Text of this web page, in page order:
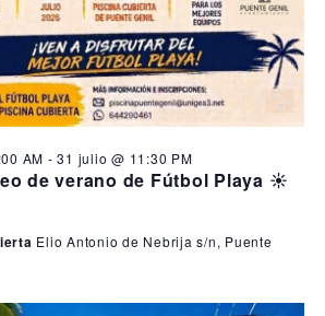
de verano de Fútbol Playa ☀️
AM -31 julio @ 11:30 PM
Elio Antonio de Nebrija s/n, Puente